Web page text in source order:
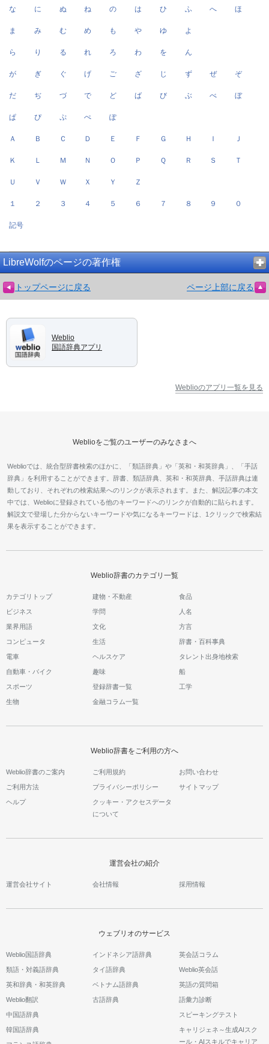
な に ぬ ね の は ひ ふ へ ほ
ま み む め も や ゆ よ
ら り る れ ろ わ を ん
が ぎ ぐ げ ご ざ じ ず ぜ ぞ
だ ぢ づ で ど ば び ぶ べ ぼ
ぱ ぴ ぷ ぺ ぽ
Ａ Ｂ Ｃ Ｄ Ｅ Ｆ Ｇ Ｈ Ｉ Ｊ
Ｋ Ｌ Ｍ Ｎ Ｏ Ｐ Ｑ Ｒ Ｓ Ｔ
Ｕ Ｖ Ｗ Ｘ Ｙ Ｚ
１ ２ ３ ４ ５ ６ ７ ８ ９ ０
記号
LibreWolfのページの著作権
トップページに戻る ページ上部に戻る
Weblio
国語辞典アプリ
Weblioのアプリ一覧を見る
Weblioをご覧のユーザーのみなさまへ
Weblioでは、統合型辞書検索のほかに、「類語辞典」や「英和・和英辞典」、「手話
辞典」を利用することができます。辞書、類語辞典、英和・和英辞典、手話辞典は連
動しており、それぞれの検索結果へのリンクが表示されます。また、解説記事の本文
中では、Weblioに登録されている他のキーワードへのリンクが自動的に貼られます。
解説文で登場した分からないキーワードや気になるキーワードは、1クリックで検索結
果を表示することができます。
Weblio辞書のカテゴリ一覧
カテゴリトップ 建物・不動産 食品
ビジネス 学問 人名
業界用語 文化 方言
コンピュータ 生活 辞書・百科事典
電車 ヘルスケア タレント出身地検索
自動車・バイク 趣味 船
スポーツ 登録辞書一覧 工学
生物 金融コラム一覧
Weblio辞書をご利用の方へ
Weblio辞書のご案内 ご利用規約 お問い合わせ
ご利用方法 プライバシーポリシー サイトマップ
ヘルプ
クッキー・アクセスデータ
について
運営会社の紹介
運営会社サイト 会社情報 採用情報
ウェブリオのサービス
Weblio国語辞典
類語・対義語辞典
英和辞典・和英辞典
Weblio翻訳
中国語辞典
韓国語辞典
インドネシア語辞典
タイ語辞典
ベトナム語辞典
古語辞典
英会話コラム
Weblio英会話
英語の質問箱
語彙力診断
スピーキングテスト
キャリジェネ～生成AIスク
ール・AIスキルでキャリア